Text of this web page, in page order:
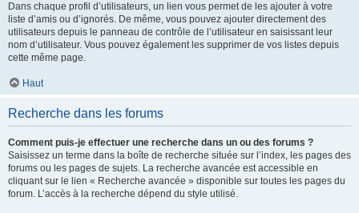
Dans chaque profil d’utilisateurs, un lien vous permet de les ajouter à votre
liste d’amis ou d’ignorés. De même, vous pouvez ajouter directement des
utilisateurs depuis le panneau de contrôle de l’utilisateur en saisissant leur
nom d’utilisateur. Vous pouvez également les supprimer de vos listes depuis
cette même page.
Haut
Recherche dans les forums
Comment puis-je effectuer une recherche dans un ou des forums ?
Saisissez un terme dans la boîte de recherche située sur l’index, les pages des
forums ou les pages de sujets. La recherche avancée est accessible en
cliquant sur le lien « Recherche avancée » disponible sur toutes les pages du
forum. L’accès à la recherche dépend du style utilisé.